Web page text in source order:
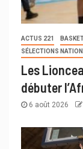
ACTUS 221
SÉLECTIONS
Les
débuter
6 août 2026